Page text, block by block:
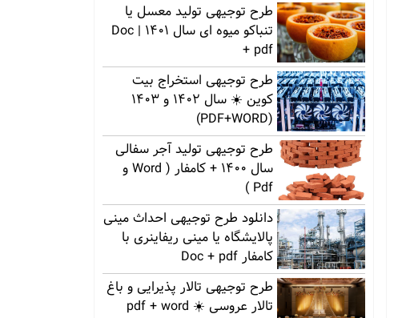
طرح توجیهی تولید معسل یا
تنباکو میوه ای سال 1401 | Doc
+ pdf
طرح توجیهی استخراج بیت
کوین ☀️ سال 1402 و 1403
(PDF+WORD)
طرح توجیهی تولید آجر سفالی
سال 1400 + کامفار ( Word و
Pdf )
دانلود طرح توجیهی احداث مینی
پالایشگاه یا مینی ریفاینری با
کامفار Doc + pdf
طرح توجیهی تالار پذیرایی و باغ
تالار عروسی ☀️ pdf + word